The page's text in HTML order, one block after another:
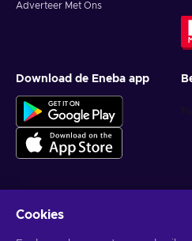
Adverteer Met Ons
Download de Eneba app
Krijg gepersonaliseerde
Cookies